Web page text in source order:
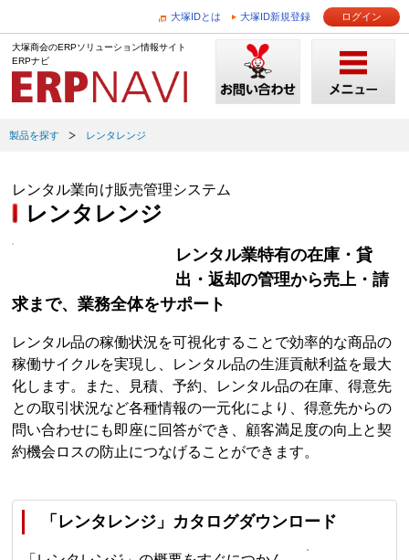
大塚IDとは 大塚ID新規登録 ログイン
大塚商会のERPソリューション情報サイト
ERPナビ
製品を探す レンタレンジ
レンタル業向け販売管理システム
レンタレンジ
レンタル業特有の在庫・貸
出・返却の管理から売上・請
求まで、業務全体をサポート
レンタル品の稼働状況を可視化することで効率的な商品の
稼働サイクルを実現し、レンタル品の生涯貢献利益を最大
化します。また、見積、予約、レンタル品の在庫、得意先
との取引状況など各種情報の一元化により、得意先からの
問い合わせにも即座に回答ができ、顧客満足度の向上と契
約機会ロスの防止につなげることができます。
「レンタレンジ」カタログダウンロード